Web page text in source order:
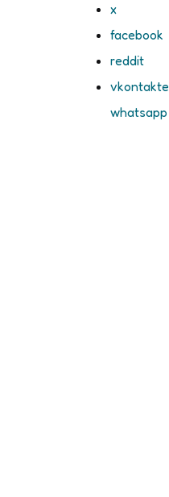
x
facebook
reddit
vkontakte
whatsapp